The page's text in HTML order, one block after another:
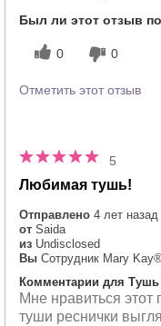
Был ли этот отзыв
0 0
Отметить этот отзыв
5
Любимая тушь!
Отправлено 4 лет назад
от Saida
из Undisclosed
Вы Сотрудник Mary
Комментарии для
Мне нравиться этот
туши реснички